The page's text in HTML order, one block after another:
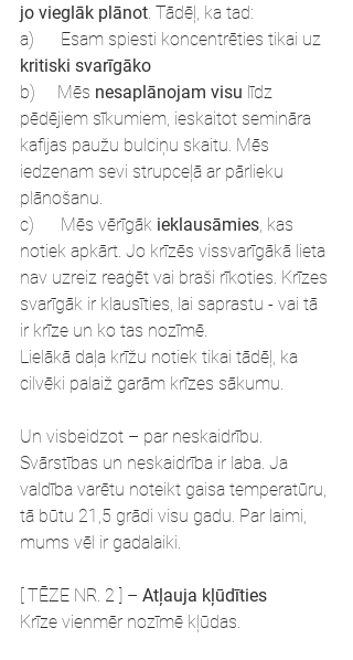
jo vieglāk plānot. Tādēļ, ka tad:
a)      Esam spiesti koncentrēties tikai uz
kritiski svarīgāko
b)     Mēs nesaplānojam visu līdz
pēdējiem sīkumiem, ieskaitot semināra
kafijas paužu bulciņu skaitu. Mēs
iedzenam sevi strupceļā ar pārlieku
plānošanu.
c)      Mēs vērīgāk ieklausāmies, kas
notiek apkārt. Jo krīzēs vissvarīgākā lieta
nav uzreiz reaģēt vai braši rīkoties. Krīzes
svarīgāk ir klausīties, lai saprastu - vai tā
ir krīze un ko tas nozīmē.
Lielākā daļa krīžu notiek tikai tādēļ, ka
cilvēki palaiž garām krīzes sākumu.
Un visbeidzot – par neskaidrību.
Svārstības un neskaidrība ir laba. Ja
valdība varētu noteikt gaisa temperatūru,
tā būtu 21,5 grādi visu gadu. Par laimi,
mums vēl ir gadalaiki.
[ TĒZE NR. 2 ] – Atļauja kļūdīties
Krīze vienmēr nozīmē kļūdas.